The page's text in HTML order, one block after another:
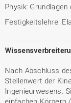
Physik:
Festigkeitslehre:
Nach Abschluss
Stellenwert der
Ingenieurwesens.
einfachen Körpern